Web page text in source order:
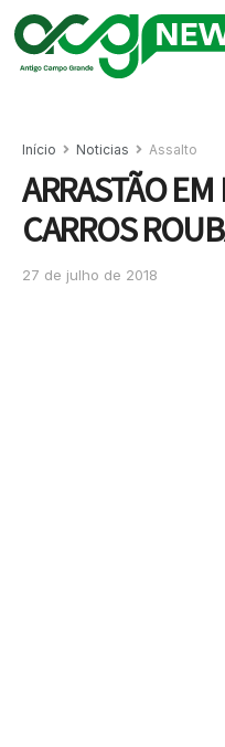
Início Noticias Assalto
ARRASTÃO
CARROS
27 de julho de 2018